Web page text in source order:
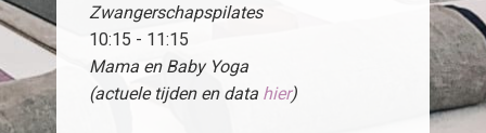
Zwangerschapspilates
10:15 - 11:15
Mama en Baby Yoga
(actuele tijden en data hier)